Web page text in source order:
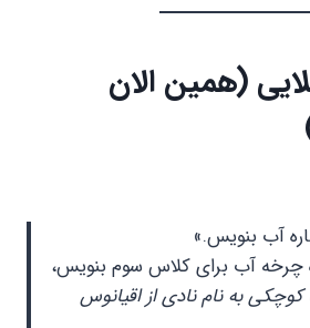
(همین الان
آب بنویس.»
چرخه آب برای کلاس سوم بنویس،
کوچکی به نام نادی از اقیانوس